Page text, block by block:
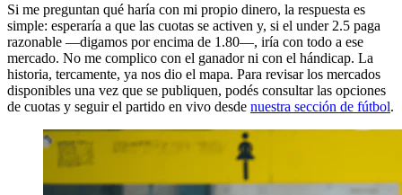
Si me preguntan qué haría con mi propio dinero, la respuesta es
simple: esperaría a que las cuotas se activen y, si el under 2.5 paga
razonable —digamos por encima de 1.80—, iría con todo a ese
mercado. No me complico con el ganador ni con el hándicap. La
historia, tercamente, ya nos dio el mapa. Para revisar los mercados
disponibles una vez que se publiquen, podés consultar las opciones
de cuotas y seguir el partido en vivo desde nuestra sección de fútbol.